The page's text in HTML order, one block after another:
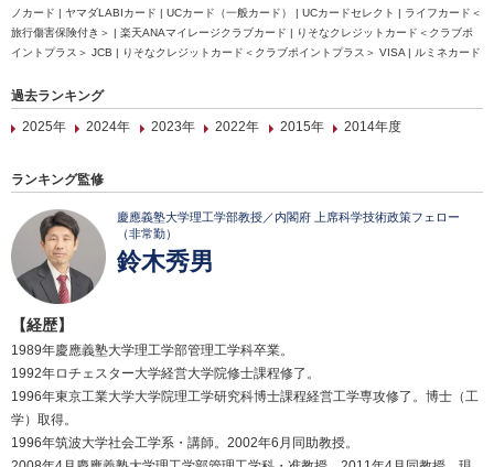
ノカード | ヤマダLABIカード | UCカード（一般カード） | UCカードセレクト | ライフカード＜
旅行傷害保険付き＞ | 楽天ANAマイレージクラブカード | りそなクレジットカード＜クラブポ
イントプラス＞ JCB | りそなクレジットカード＜クラブポイントプラス＞ VISA | ルミネカード
過去ランキング
2025年
2024年 2023年 2022年 2015年 2014年度
ランキング監修
慶應義塾大学理工学部教授／内閣府 上席科学技術政策フェロー
（非常勤）
鈴木秀男
【経歴】
1989年慶應義塾大学理工学部管理工学科卒業。
1992年ロチェスター大学経営大学院修士課程修了。
1996年東京工業大学大学院理工学研究科博士課程経営工学専攻修了。博士（工
学）取得。
1996年筑波大学社会工学系・講師。2002年6月同助教授。